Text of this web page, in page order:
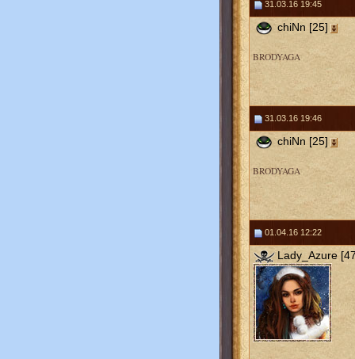
31.03.16 19:45
chiNn [25]
BRODYAGA
31.03.16 19:46
chiNn [25]
BRODYAGA
01.04.16 12:22
Lady_Azure